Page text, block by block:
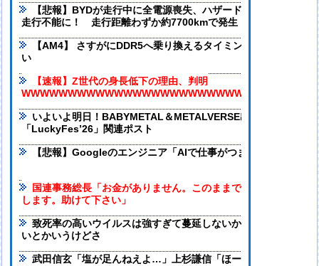
【悲報】BYDが走行中に全電源喪失、ハザードも点かず道路上
走行不能に！ 走行距離わずか約7700kmで発生
【AM4】 さすがにDDR5へ乗り換えるタイミング逃し感が半端
い
【速報】Z世代の身長低下の理由、判明
いよいよ明日！BABYMETAL＆METALVERSE出演
「LuckyFes’26」関連ポスト
【悲報】Googleのエンジニア「AIで仕事がつまらなくなった」
国連事務総長「お金がありません。このままでは国連が完全崩
します。助けて下さい」
致死率の高いウイルスは強すぎて蔓延しないから人類は滅亡し
いとかいうけどさ
武田信玄「塩が足んねえよ…」上杉謙信「ほーいw(塩を送る)